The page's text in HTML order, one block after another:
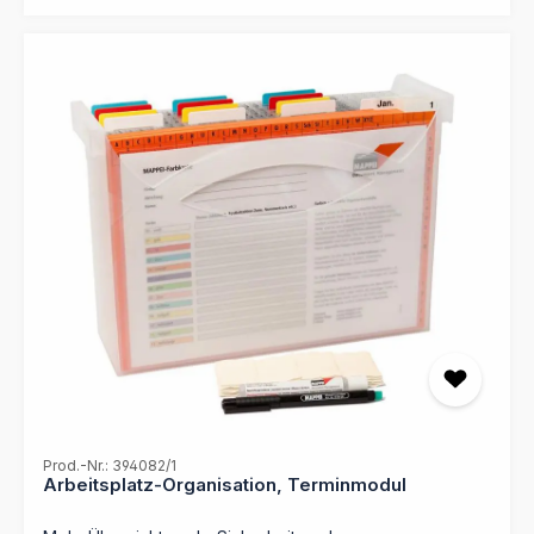
Krisenmanagement Vorteil: Maximale Sichtbarkeit durch
Signalfarbe – spart wertvolle Zeit im Notfall Format:
Durchgehend optimiert für DIN A4 Herkunft:
Qualitätsware Made in Germany
Läufer weiß 12 40 90/00, wiederverwendbar- 3
Aktionsmappen klar, mit Läufer gelb 12 40 90/01,
wiederverwendbar- 3 Aktionsmappen klar, mit Läufer rot
12 40 90/02, wiederverwendbar- 3 Aktionsmappen klar,
mit Läufer blau 12 40 90/03, wiederverwendbar- 3
Aktionsmappen klar, mit Läufer orange 12 40 90/04,
wiederverwendbar- 3 Aktionsmappen klar, mit Läufer
grün 12 40 90/06, wiederverwendbar- 1 Allstoffschreiber
90 00 20- 1 Löschset 90 00 33 zur Reinigung der
Beschriftungsläufer- 1 Farbkarte für Ihre individuellen
Aktenplan 90 00 06- inkl. Anleitung
Prod.-Nr.: 394082/1
Arbeitsplatz-Organisation, Terminmodul